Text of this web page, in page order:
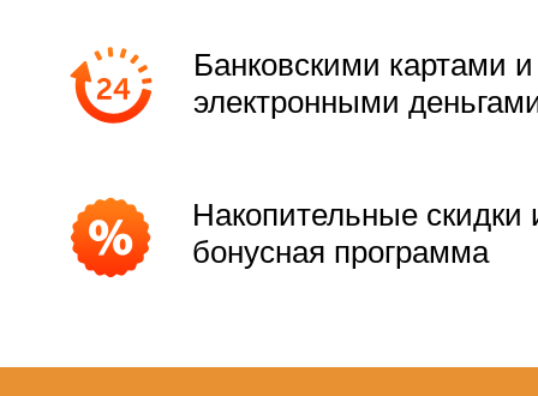
Банковскими картами и
электронными
Накопительные скидки
бонусная программа